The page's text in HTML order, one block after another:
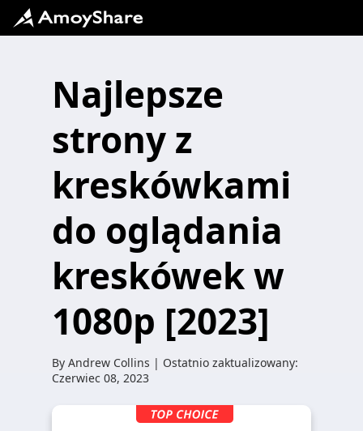
Najlepsze
strony z
kreskówkami
do oglądania
kreskówek w
1080p [2023]
By Andrew Collins | Ostatnio zaktualizowany:
Czerwiec 08, 2023